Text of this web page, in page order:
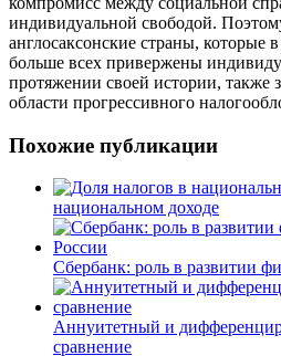
индивидуальной свободой.
англосаксонские страны, которые
больше всех привержены
протяжении своей истории, также
области прогрессивного
Похожие публикации
национальном доходе
Сбербанк: роль в развитии
Аннуитетный и
сравнение